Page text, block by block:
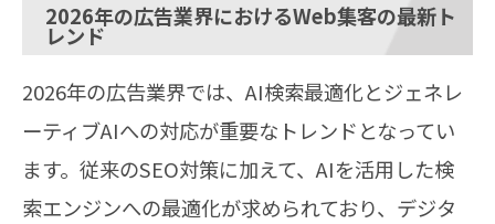
2026年の広告業界におけるWeb集客の最新ト
レンド
2026年の広告業界では、AI検索最適化とジェネレ
ーティブAIへの対応が重要なトレンドとなってい
ます。従来のSEO対策に加えて、AIを活用した検
索エンジンへの最適化が求められており、デジタ